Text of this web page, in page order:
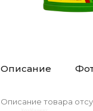
Описание
Описание товара